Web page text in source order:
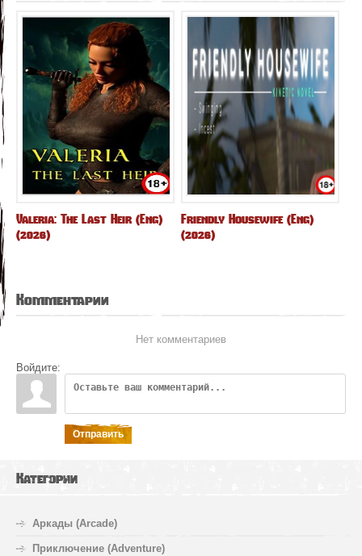
Valeria: The Last Heir (Eng)
(2026)
Friendly Housewife (Eng)
(2026)
Комментарии
Нет комментариев
Войдите:
Отправить
Категории
Аркады (Arcade)
Приключение (Adventure)